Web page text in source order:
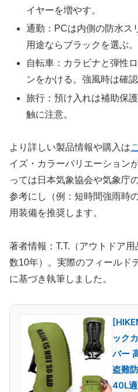
イヤーを増やす。
通勤：PCは内側の防水ス
用途ならブラックを選ぶ。
自転車：カラビナと弾性
ンをかける。強風時は確認
旅行：預け入れは補助保
触に注意。
より詳しい製品情報や購入は
イズ・カラーバリエーション
っては日本気象協会や気象庁
参考にし（例：短時間強雨時
用装備を推奨します。
著者情報：T.T.（アウトドア
数10年）。実際のフィールド
に基づき執筆しました。
ック
バー
盗難
40L